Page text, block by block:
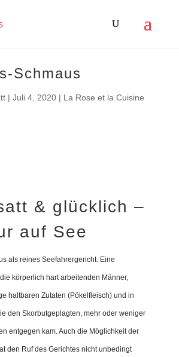
Schmaus
| Juli 4, 2020| La Rose et la Cuisine
& glücklich –
auf See
als reines Seefahrergericht. Eine
körperlich hart arbeitenden Männer,
haltbaren Zutaten (Pökelfleisch) und in
den Skorbutgeplagten, mehr oder weniger
entgegen kam. Auch die Möglichkeit der
den Ruf des Gerichtes nicht unbedingt